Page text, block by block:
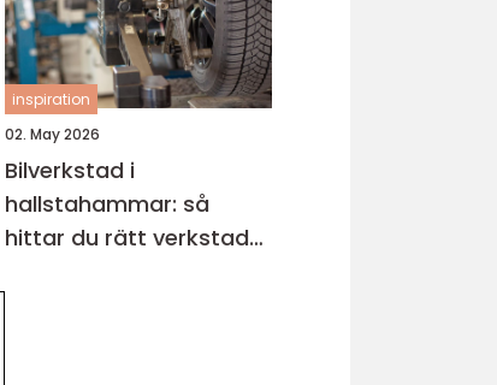
inspiration
02. May 2026
Bilverkstad i
hallstahammar: så
hittar du rätt verkstad